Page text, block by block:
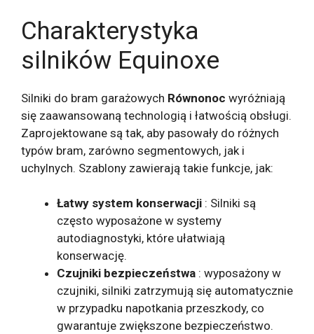
Charakterystyka
silników Equinoxe
Silniki do bram garażowych Równonoc wyróżniają
się zaawansowaną technologią i łatwością obsługi.
Zaprojektowane są tak, aby pasowały do ​​różnych
typów bram, zarówno segmentowych, jak i
uchylnych. Szablony zawierają takie funkcje, jak:
Łatwy system konserwacji : Silniki są
często wyposażone w systemy
autodiagnostyki, które ułatwiają
konserwację.
Czujniki bezpieczeństwa : wyposażony w
czujniki, silniki zatrzymują się automatycznie
w przypadku napotkania przeszkody, co
gwarantuje zwiększone bezpieczeństwo.